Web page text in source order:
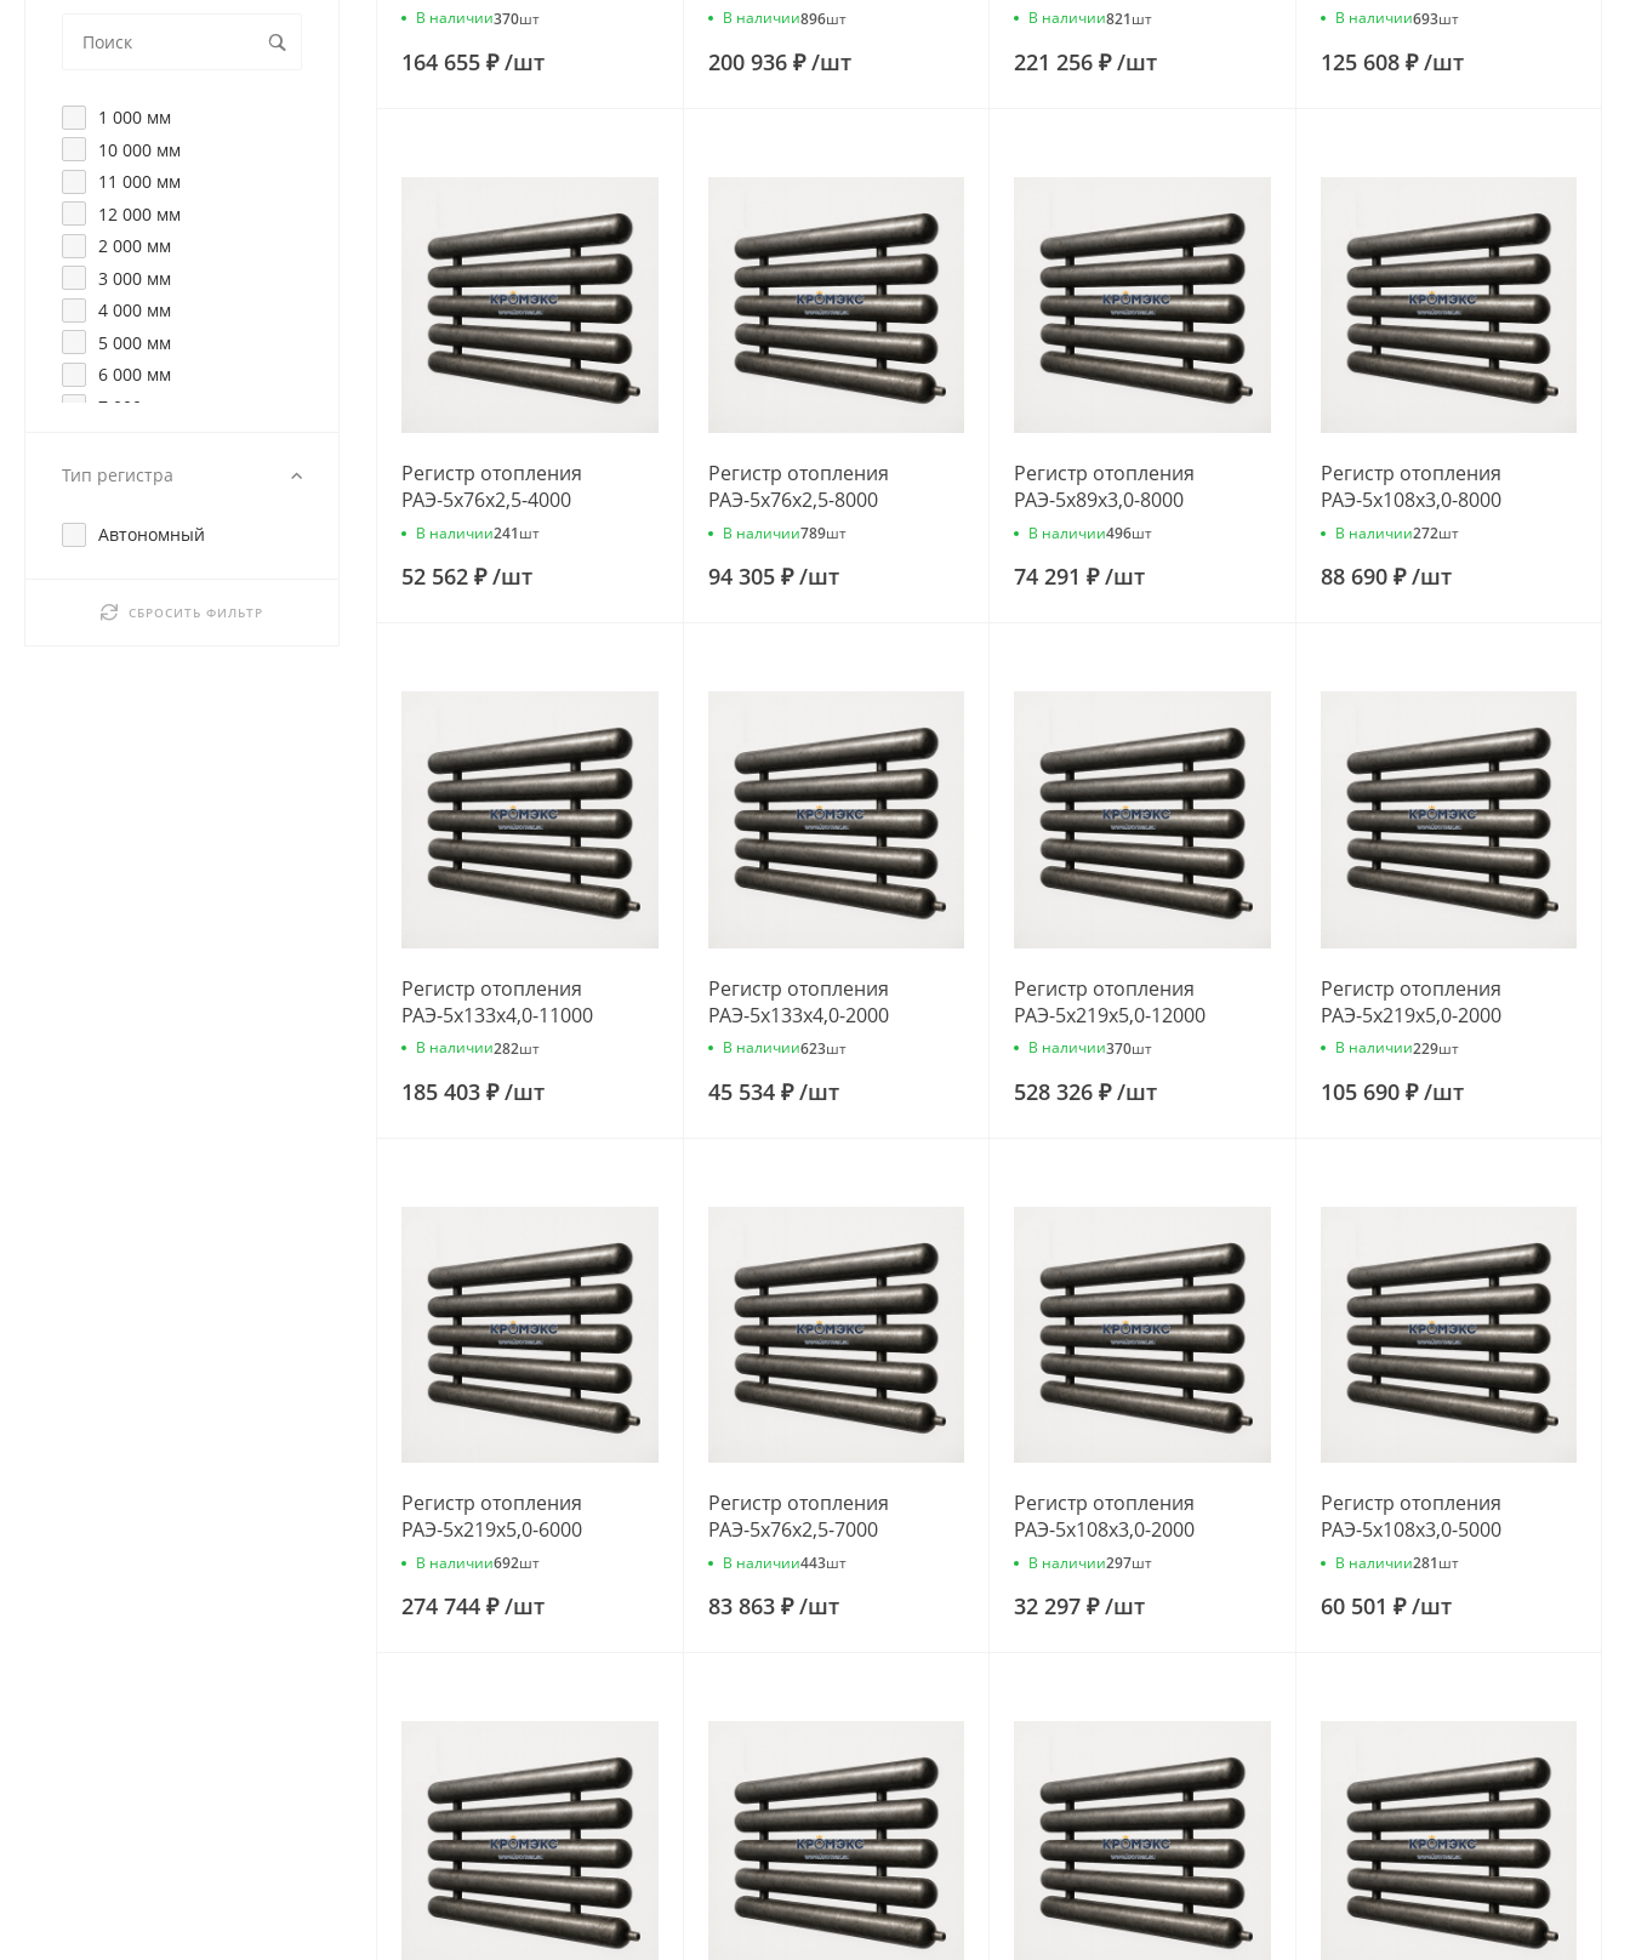
1 000 мм
10 000 мм
11 000 мм
12 000 мм
2 000 мм
3 000 мм
4 000 мм
5 000 мм
6 000 мм
7 000 мм
9 000 мм
Тип регистра
Автономный
СБРОСИТЬ ФИЛЬТР
В наличии370шт
164 655 ₽/шт
В наличии896шт
200 936 ₽/шт
В наличии821шт
221 256 ₽/шт
В наличии693шт
125 608 ₽/шт
Регистр отопления
РАЭ-5x76x2,5-4000
В наличии241шт
52 562 ₽/шт
Регистр отопления
РАЭ-5x76x2,5-8000
В наличии789шт
94 305 ₽/шт
Регистр отопления
РАЭ-5x89x3,0-8000
В наличии496шт
74 291 ₽/шт
Регистр отопления
РАЭ-5x108x3,0-8000
В наличии272шт
88 690 ₽/шт
Регистр отопления
РАЭ-5x133x4,0-11000
В наличии282шт
185 403 ₽/шт
Регистр отопления
РАЭ-5x133x4,0-2000
В наличии623шт
45 534 ₽/шт
Регистр отопления
РАЭ-5x219x5,0-12000
В наличии370шт
528 326 ₽/шт
Регистр отопления
РАЭ-5x219x5,0-2000
В наличии229шт
105 690 ₽/шт
Регистр отопления
РАЭ-5x219x5,0-6000
В наличии692шт
274 744 ₽/шт
Регистр отопления
РАЭ-5x76x2,5-7000
В наличии443шт
83 863 ₽/шт
Регистр отопления
РАЭ-5x108x3,0-2000
В наличии297шт
32 297 ₽/шт
Регистр отопления
РАЭ-5x108x3,0-5000
В наличии281шт
60 501 ₽/шт